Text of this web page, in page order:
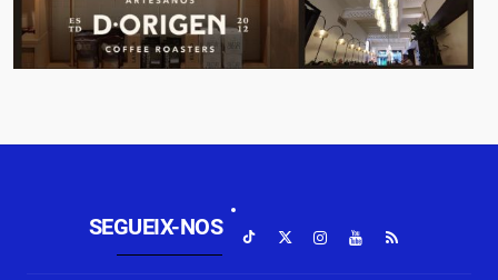
SEGUEIX-NOS